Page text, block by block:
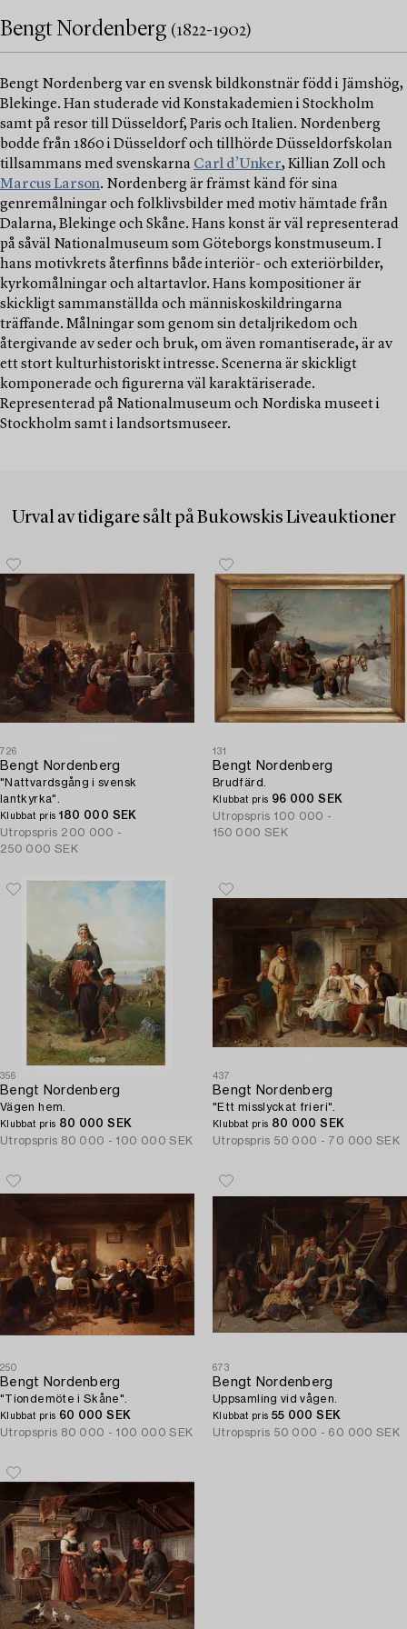
Bengt Nordenberg (1822-1902)
Bengt Nordenberg var en svensk bildkonstnär född i Jämshög,
Blekinge. Han studerade vid Konstakademien i Stockholm
samt på resor till Düsseldorf, Paris och Italien. Nordenberg
bodde från 1860 i Düsseldorf och tillhörde Düsseldorfskolan
tillsammans med svenskarna Carl d’Unker, Killian Zoll och
Marcus Larson. Nordenberg är främst känd för sina
genremålningar och folklivsbilder med motiv hämtade från
Dalarna, Blekinge och Skåne. Hans konst är väl representerad
på såväl Nationalmuseum som Göteborgs konstmuseum. I
hans motivkrets återfinns både interiör- och exteriörbilder,
kyrkomålningar och altartavlor. Hans kompositioner är
skickligt sammanställda och människoskildringarna
träffande. Målningar som genom sin detaljrikedom och
återgivande av seder och bruk, om även romantiserade, är av
ett stort kulturhistoriskt intresse. Scenerna är skickligt
komponerade och figurerna väl karaktäriserade.
Representerad på Nationalmuseum och Nordiska museet i
Stockholm samt i landsortsmuseer.
Urval av tidigare sålt på Bukowskis Liveauktioner
726
Bengt Nordenberg
"Nattvardsgång i svensk
lantkyrka".
Klubbat pris 180 000 SEK
Utropspris 200 000 -
250 000 SEK
131
Bengt Nordenberg
Brudfärd.
Klubbat pris 96 000 SEK
Utropspris 100 000 -
150 000 SEK
356
Bengt Nordenberg
Vägen hem.
Klubbat pris 80 000 SEK
Utropspris 80 000 - 100 000 SEK
437
Bengt Nordenberg
"Ett misslyckat frieri".
Klubbat pris 80 000 SEK
Utropspris 50 000 - 70 000 SEK
250
Bengt Nordenberg
"Tiondemöte i Skåne".
Klubbat pris 60 000 SEK
Utropspris 80 000 - 100 000 SEK
673
Bengt Nordenberg
Uppsamling vid vågen.
Klubbat pris 55 000 SEK
Utropspris 50 000 - 60 000 SEK